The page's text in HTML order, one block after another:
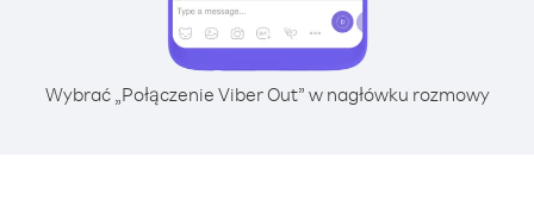
Wybrać „Połączenie Viber Out” w nagłówku rozmowy